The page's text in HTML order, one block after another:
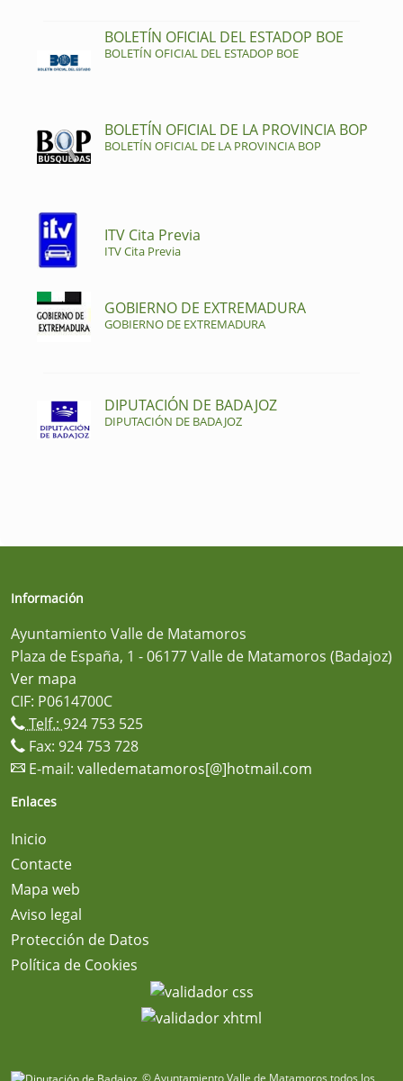
BOLETÍN OFICIAL DEL ESTADOP BOE
BOLETÍN OFICIAL DEL ESTADOP BOE
BOLETÍN OFICIAL DE LA PROVINCIA BOP
BOLETÍN OFICIAL DE LA PROVINCIA BOP
ITV Cita Previa
ITV Cita Previa
GOBIERNO DE EXTREMADURA
GOBIERNO DE EXTREMADURA
DIPUTACIÓN DE BADAJOZ
DIPUTACIÓN DE BADAJOZ
Información
Ayuntamiento Valle de Matamoros
Plaza de España, 1 - 06177 Valle de Matamoros (Badajoz)
Ver mapa
CIF: P0614700C
Telf.: 924 753 525
Fax: 924 753 728
E-mail: valledematamoros[@]hotmail.com
Enlaces
Inicio
Contacte
Mapa web
Aviso legal
Protección de Datos
Política de Cookies